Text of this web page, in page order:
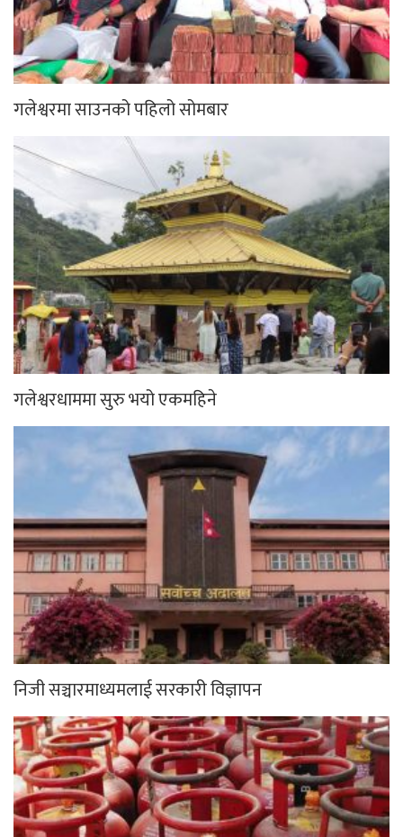
गलेश्वरमा साउनको पहिलो सोमबार
गलेश्वरधाममा सुरु भयो एकमहिने
निजी सञ्चारमाध्यमलाई सरकारी विज्ञापन